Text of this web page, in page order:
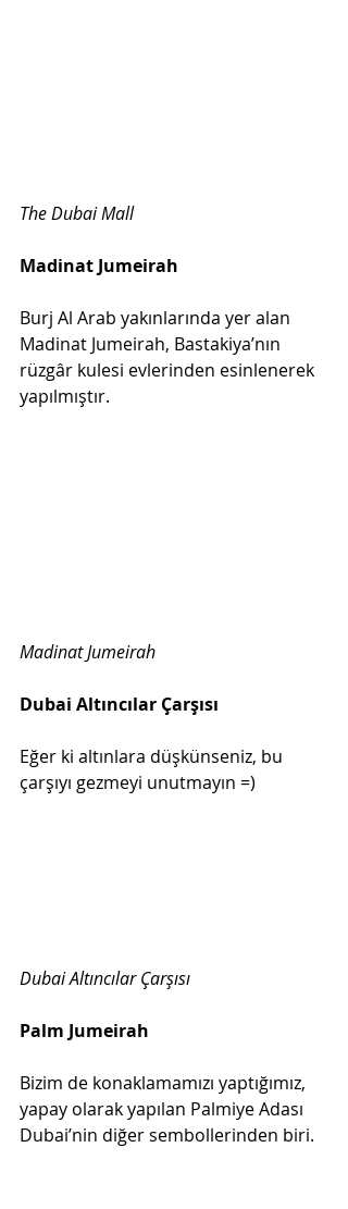
The Dubai Mall
Madinat Jumeirah
Burj Al Arab yakınlarında yer alan
Madinat Jumeirah, Bastakiya’nın
rüzgâr kulesi evlerinden esinlenerek
yapılmıştır.
Madinat Jumeirah
Dubai Altıncılar Çarşısı
Eğer ki altınlara düşkünseniz, bu
çarşıyı gezmeyi unutmayın =)
Dubai Altıncılar Çarşısı
Palm Jumeirah
Bizim de konaklamamızı yaptığımız,
yapay olarak yapılan Palmiye Adası
Dubai’nin diğer sembollerinden biri.